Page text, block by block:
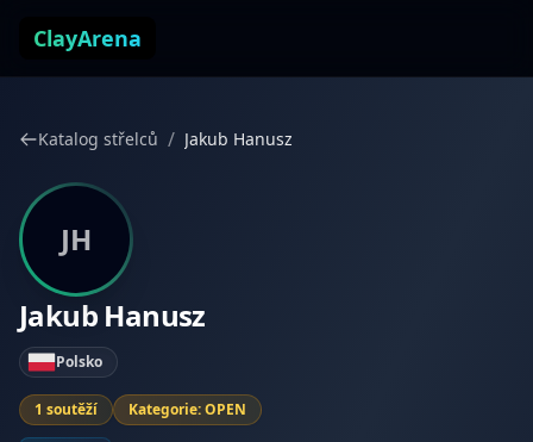
ClayArena
Katalog střelců / Jakub Hanusz
JH
Jakub Hanusz
Polsko
1 soutěží Kategorie: OPEN